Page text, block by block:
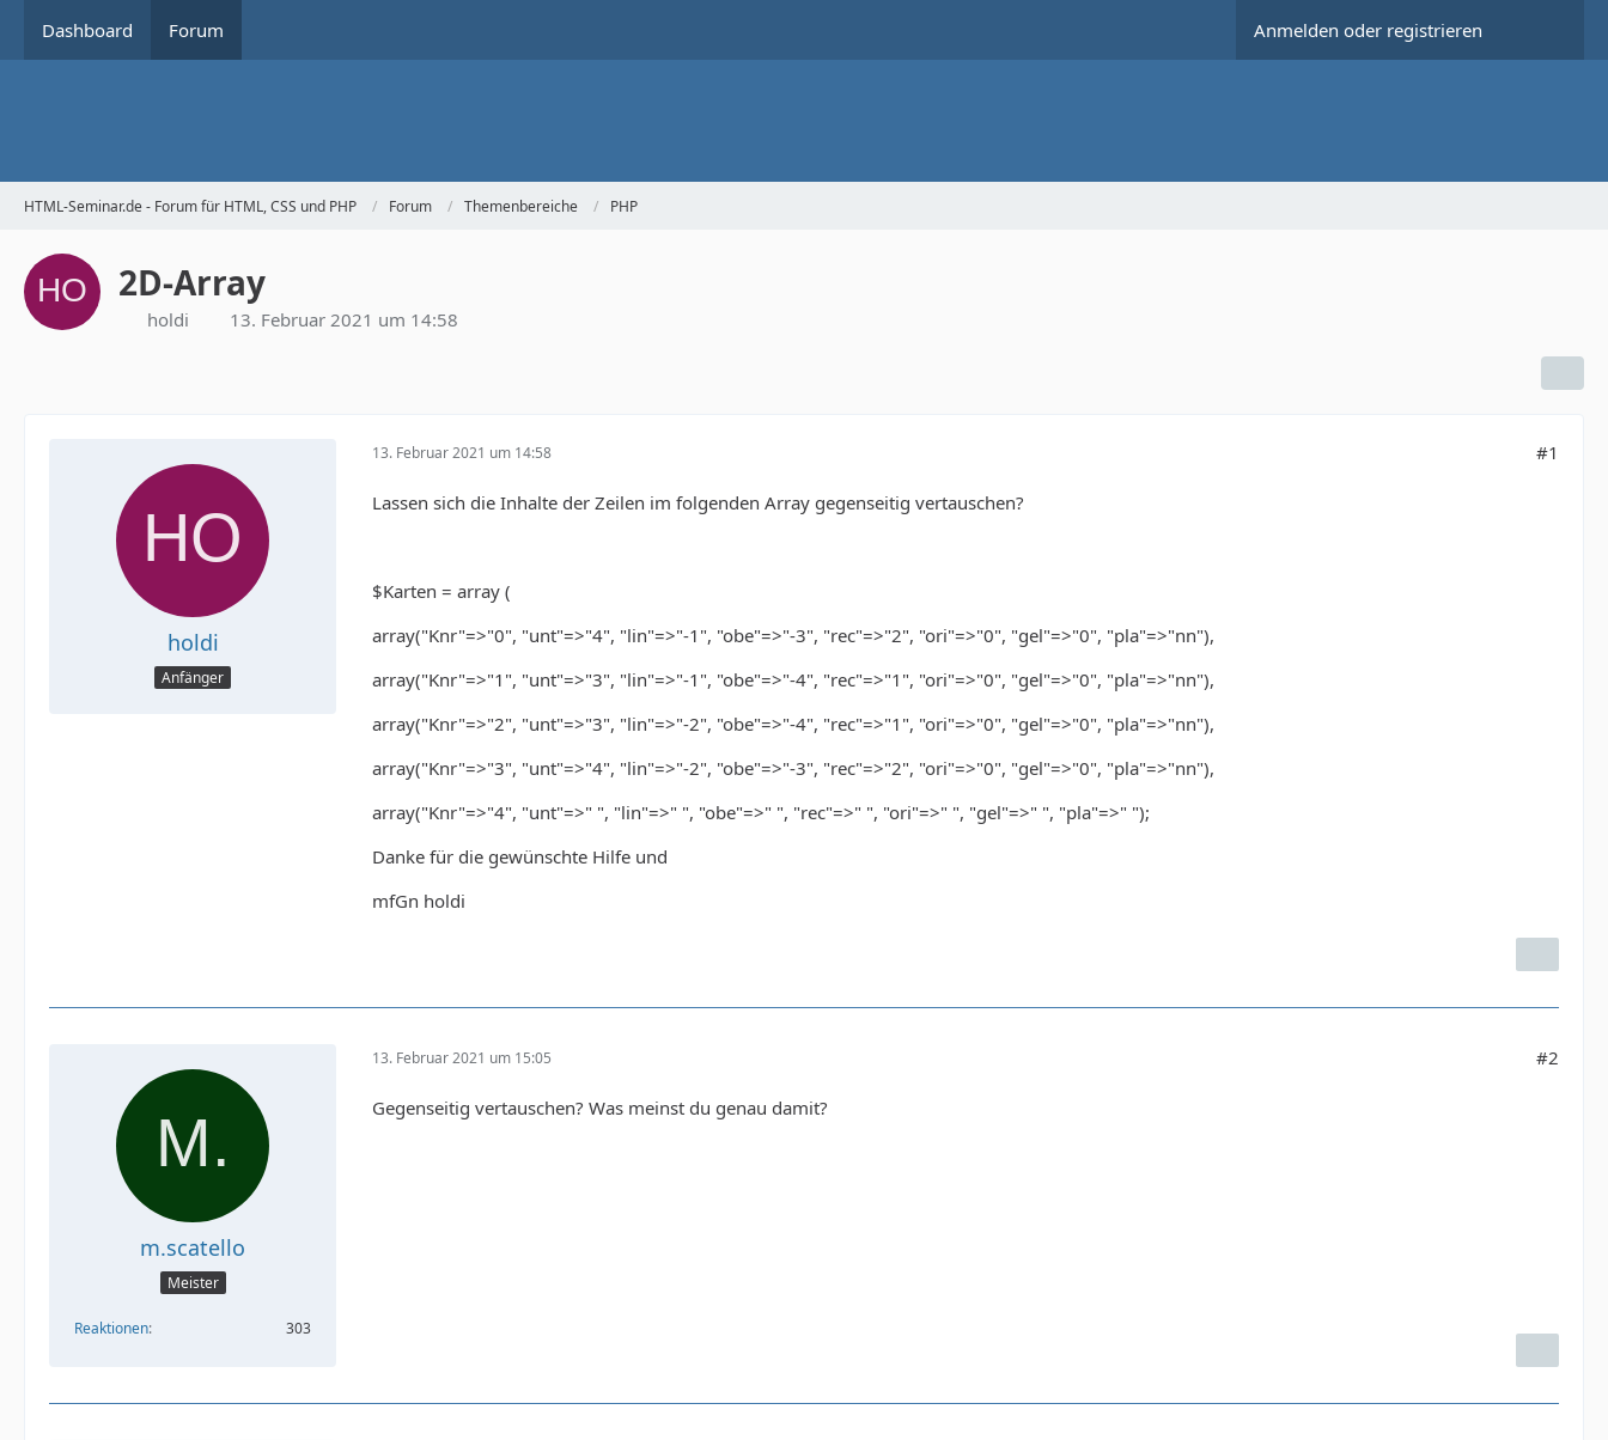
Dashboard Forum Anmelden oder registrieren
HTML-Seminar.de - Forum für HTML, CSS und PHP Forum Themenbereiche PHP
2D-Array
holdi 13. Februar 2021 um 14:58
holdi
Anfänger
13. Februar 2021 um 14:58 #1
Lassen sich die Inhalte der Zeilen im folgenden Array gegenseitig vertauschen?
$Karten = array (
array("Knr"=>"0", "unt"=>"4", "lin"=>"-1", "obe"=>"-3", "rec"=>"2", "ori"=>"0", "gel"=>"0", "pla"=>"nn"),
array("Knr"=>"1", "unt"=>"3", "lin"=>"-1", "obe"=>"-4", "rec"=>"1", "ori"=>"0", "gel"=>"0", "pla"=>"nn"),
array("Knr"=>"2", "unt"=>"3", "lin"=>"-2", "obe"=>"-4", "rec"=>"1", "ori"=>"0", "gel"=>"0", "pla"=>"nn"),
array("Knr"=>"3", "unt"=>"4", "lin"=>"-2", "obe"=>"-3", "rec"=>"2", "ori"=>"0", "gel"=>"0", "pla"=>"nn"),
array("Knr"=>"4", "unt"=>" ", "lin"=>" ", "obe"=>" ", "rec"=>" ", "ori"=>" ", "gel"=>" ", "pla"=>" ");
Danke für die gewünschte Hilfe und
mfGn holdi
m.scatello
Meister
Reaktionen 303
13. Februar 2021 um 15:05 #2
Gegenseitig vertauschen? Was meinst du genau damit?